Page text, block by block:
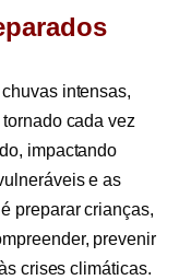
intensas,
cada vez
impactando
e as
preparar crianças,
prevenir
crises climáticas.